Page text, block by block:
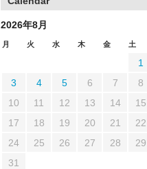
2026年8月
月 火 水 木 金 土
1
3
4 5 6 7 8
10
11 12 13 14 15
17
18 19 20 21 22
24
25 26 27 28 29
31